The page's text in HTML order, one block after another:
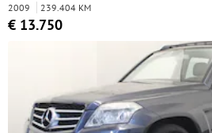
2009 239.404 KM
€ 13.750